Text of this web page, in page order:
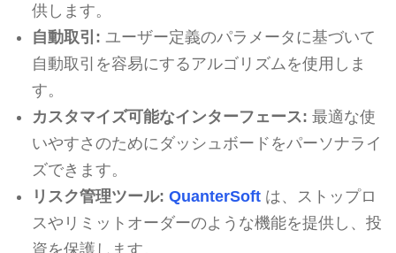
供します。
自動取引: ユーザー定義のパラメータに基づいて
自動取引を容易にするアルゴリズムを使用しま
す。
カスタマイズ可能なインターフェース: 最適な使
いやすさのためにダッシュボードをパーソナライ
ズできます。
リスク管理ツール: QuanterSoftは、ストップロ
スやリミットオーダーのような機能を提供し、投
資を保護します。